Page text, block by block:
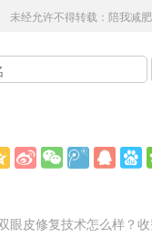
未经允许不得转载： 陪我减
眼皮修复技术怎么样？收